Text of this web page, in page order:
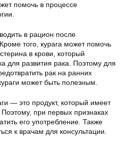
помочь в процессе
в рацион после
того, курага может помочь
в крови, который
для развития рака. Поэтому для
рак на ранних
может быть полезным.
— это продукт, который имеет
при первых признаках
его употребление. Также
к врачам для консультации.